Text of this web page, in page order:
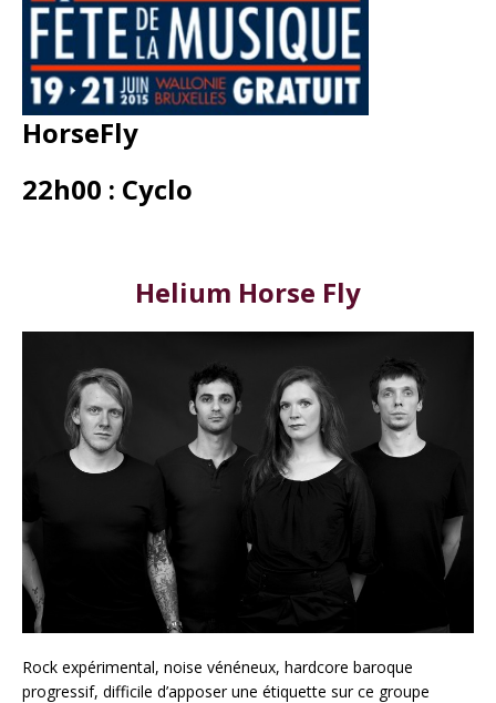
HorseFly
22h00 : Cyclo
Helium Horse Fly
Rock expérimental, noise vénéneux, hardcore baroque
progressif, difficile d’apposer une étiquette sur ce groupe